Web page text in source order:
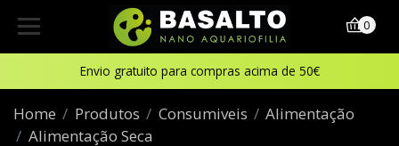
Envio gratuito para compras acima de 50€
0
Home Produtos Consumiveis
Alimentação
Alimentação Seca